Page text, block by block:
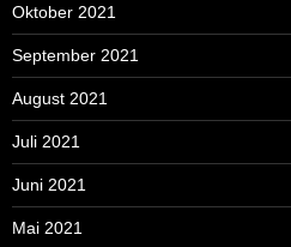
Oktober 2021
September 2021
August 2021
Juli 2021
Juni 2021
Mai 2021